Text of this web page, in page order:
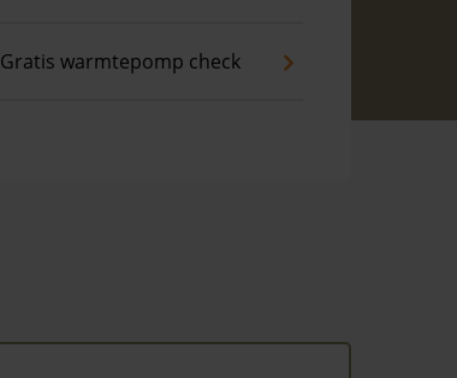
Gratis warmtepomp check